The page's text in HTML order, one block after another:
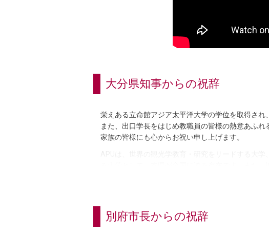
大分県知事からの祝辞
栄えある立命館アジア太平洋大学の学位を取得され
また、出口学長をはじめ教職員の皆様の熱意あふ
家族の皆様にも心からお祝い申し上げます。
る大学として、本県が全国に誇る存在です。また
平洋地域の未来創造に貢献する人材となるため、
別府市長からの祝辞